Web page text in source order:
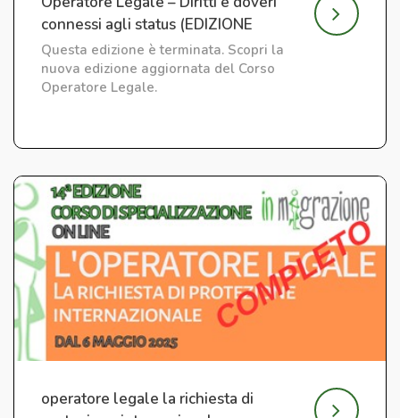
connessi agli status (EDIZIONE
CONCLUSA)
Questa edizione è terminata. Scopri la
nuova edizione aggiornata del Corso
Operatore Legale.
operatore legale la richiesta di